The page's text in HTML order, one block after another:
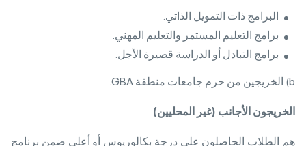
البرامج ذات التمويل الذاتي.
برامج التعليم المستمر والتعليم المهني.
برامج التبادل أو الدراسة قصيرة الأجل.
b) الخريجين من حرم جامعات منطقة GBA.
الخريجون الأجانب (غير المحليين)
هم الطلاب الحاصلون على درجة بكالوريوس أو أعلى ضمن برنامج